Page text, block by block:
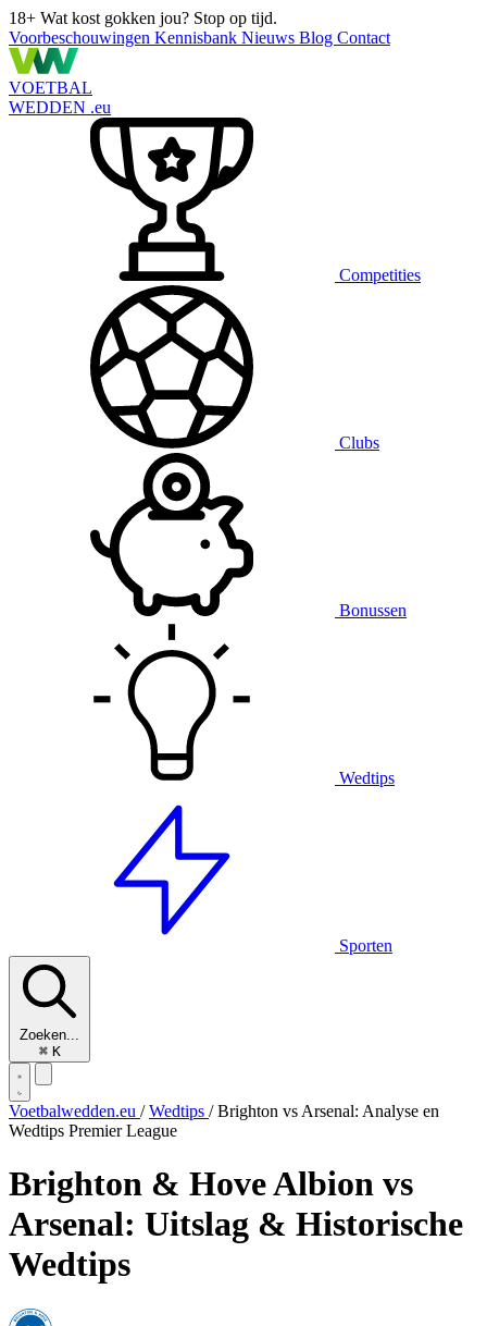
18+ Wat kost gokken jou? Stop op tijd.
Voorbeschouwingen Kennisbank Nieuws Blog Contact
VOETBAL
WEDDEN .eu
Competities
Clubs
Bonussen
Wedtips
Sporten
Zoeken...
⌘ K
Voetbalwedden.eu / Wedtips / Brighton vs Arsenal: Analyse en
Wedtips Premier League
Brighton & Hove Albion vs
Arsenal: Uitslag & Historische
Wedtips